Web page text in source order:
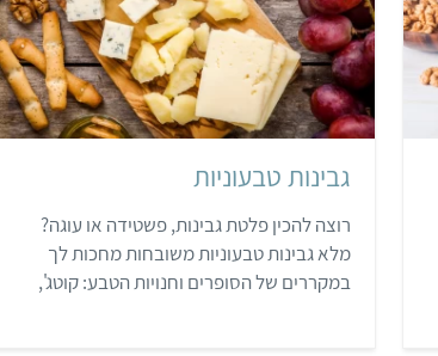
גבינות טבעוניות
רוצה להכין פלטת גבינות, פשטידה או עוגה?
מלא גבינות טבעוניות משובחות מחכות לך
במקררים של הסופרים וחנויות הטבע: קוטג',